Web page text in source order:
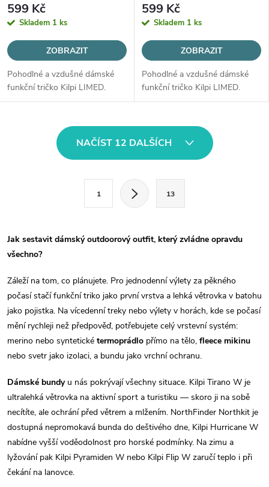
599 Kč
Skladem 1 ks
ZOBRAZIT
Pohodlné a vzdušné dámské
funkční tričko Kilpi LIMED.
599 Kč
Skladem 1 ks
ZOBRAZIT
Pohodlné a vzdušné dámské
funkční tričko Kilpi LIMED.
d
a
c
í
p
r
v
k
y
v
ý
NAČÍST 12 DALŠÍCH
á
n
o
v
á
n
í
1 13
Jak sestavit dámský outdoorový outfit, který zvládne opravdu
všechno?
Záleží na tom, co plánujete. Pro jednodenní výlety za pěkného
počasí stačí funkční triko jako první vrstva a lehká větrovka v batohu
jako pojistka. Na vícedenní treky nebo výlety v horách, kde se počasí
mění rychleji než předpověď, potřebujete celý vrstevní systém:
merino nebo syntetické termoprádlo přímo na tělo, fleece mikinu
nebo svetr jako izolaci, a bundu jako vrchní ochranu.
Dámské bundyu nás pokrývají všechny situace. Kilpi Tirano W je
ultralehká větrovka na aktivní sport a turistiku — skoro ji na sobě
necítíte, ale ochrání před větrem a mlžením. NorthFinder Northkit je
dostupná nepromokavá bunda do deštivého dne, Kilpi Hurricane W
nabídne vyšší voděodolnost pro horské podmínky. Na zimu a
lyžování pak Kilpi Pyramiden W nebo Kilpi Flip W zaručí teplo i při
čekání na lanovce.